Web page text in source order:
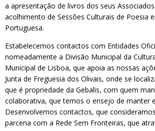
a apresentação de livros dos seus
acolhimento de Sessões Culturais de Poesia
Portuguesa.
Estabelecemos contactos com Entidades
nomeadamente a Divisão Municipal da
Municipal de Lisboa, que apoia as nossas
Junta de Freguesia dos Olivais, onde se
que é propriedade da Gebalis, com quem
colaborativa, que temos o ensejo de manter
Desenvolvemos contactos, que
parceria com a Rede Sem Fronteiras, que